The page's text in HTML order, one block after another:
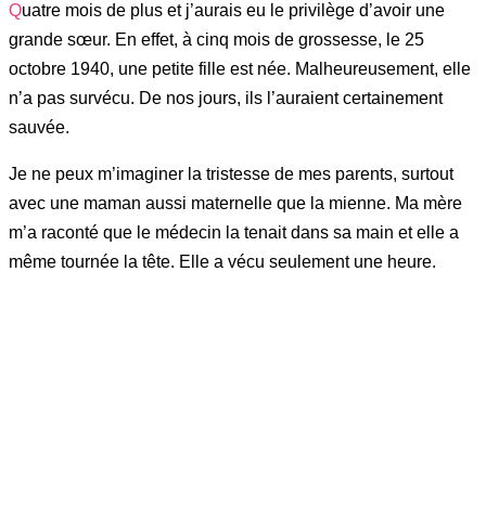
Quatre mois de plus et j’aurais eu le privilège d’avoir une
grande sœur. En effet, à cinq mois de grossesse, le 25
octobre 1940, une petite fille est née. Malheureusement, elle
n’a pas survécu. De nos jours, ils l’auraient certainement
sauvée.
Je ne peux m’imaginer la tristesse de mes parents, surtout
avec une maman aussi maternelle que la mienne. Ma mère
m’a raconté que le médecin la tenait dans sa main et elle a
même tournée la tête. Elle a vécu seulement une heure.